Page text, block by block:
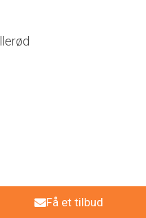
Få et tilbud